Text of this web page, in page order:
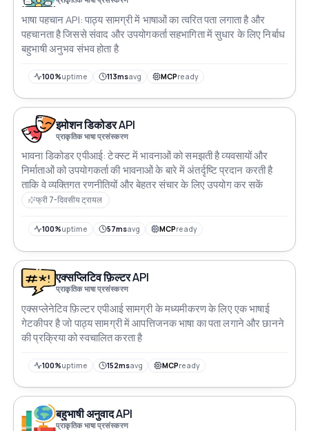
भाषा पहचान API: पाठ्य सामग्री में भाषाओं का त्वरित पता लगाता है और
पहचानता है जिससे संवाद और उपयोगकर्ता सहभागिता में सुधार के लिए निर्बाध
बहुभाषी अनुभव संभव होता है
100%uptime 113msavg MCPready
इमोशन डिकोडर API
प्राकृतिक भाषा प्रसंस्करण
भावना डिकोडर एपीआई: टेक्स्ट में भावनाओं को समझती है व्यवसायों और
निर्माताओं को उपयोगकर्ता की भावनाओं के बारे में अंतर्दृष्टि प्रदान करती है
ताकि वे व्यक्तिगत रणनीतियों और बेहतर संचार के लिए उपयोग कर सकें
फ्री 7-दिवसीय ट्रायल
100%uptime 57msavg MCPready
एक्सप्लिटिव फ़िल्टर API
प्राकृतिक भाषा प्रसंस्करण
एक्सप्लेनेटिव फ़िल्टर एपीआई सामग्री के मध्यमीकरण के लिए एक भाषाई
गेटकीपर है जो पाठ्य सामग्री में आपत्तिजनक भाषा का पता लगाने और छानने
की प्रक्रिया को स्वचालित करता है
100%uptime 152msavg MCPready
बहुभाषी अनुवाद API
प्राकृतिक भाषा प्रसंस्करण